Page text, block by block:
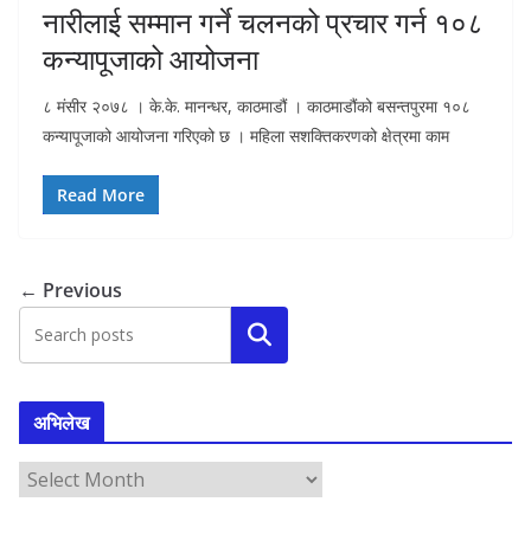
नारीलाई सम्मान गर्ने चलनको प्रचार गर्न १०८
कन्यापूजाको आयोजना
८ मंसीर २०७८ । के.के. मानन्धर, काठमाडौं । काठमाडौंको बसन्तपुरमा १०८
कन्यापूजाको आयोजना गरिएको छ । महिला सशक्तिकरणको क्षेत्रमा काम
Read More
← Previous
Search
अभिलेख
अ
भि